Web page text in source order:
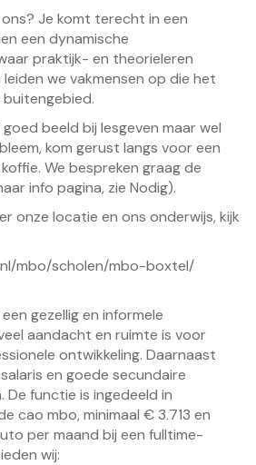
Je komt terecht in een
een dynamische
praktijk- en theorieleren
leiden we vakmensen op die het
buitengebied.
beeld bij lesgeven maar wel
kom gerust langs voor een
We bespreken graag de
info pagina, zie Nodig).
onze locatie en ons onderwijs, kijk
mbo/scholen/mbo-boxtel/
gezellig en informele
aandacht en ruimte is voor
ontwikkeling. Daarnaast
en goede secundaire
functie is ingedeeld in
cao mbo, minimaal € 3.713 en
per maand bij een fulltime-
wij: